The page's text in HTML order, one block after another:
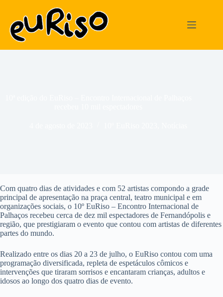
conteúdo
Com quatro dias de atividades e com 52 artistas compondo a grade
principal de apresentação na praça central, teatro municipal e em
organizações sociais, o 10º EuRiso – Encontro Internacional de
Palhaços recebeu cerca de dez mil espectadores de Fernandópolis e
região, que prestigiaram o evento que contou com artistas de diferentes
partes do mundo.
Realizado entre os dias 20 a 23 de julho, o EuRiso contou com uma
programação diversificada, repleta de espetáculos cômicos e
intervenções que tiraram sorrisos e encantaram crianças, adultos e
idosos ao longo dos quatro dias de evento.